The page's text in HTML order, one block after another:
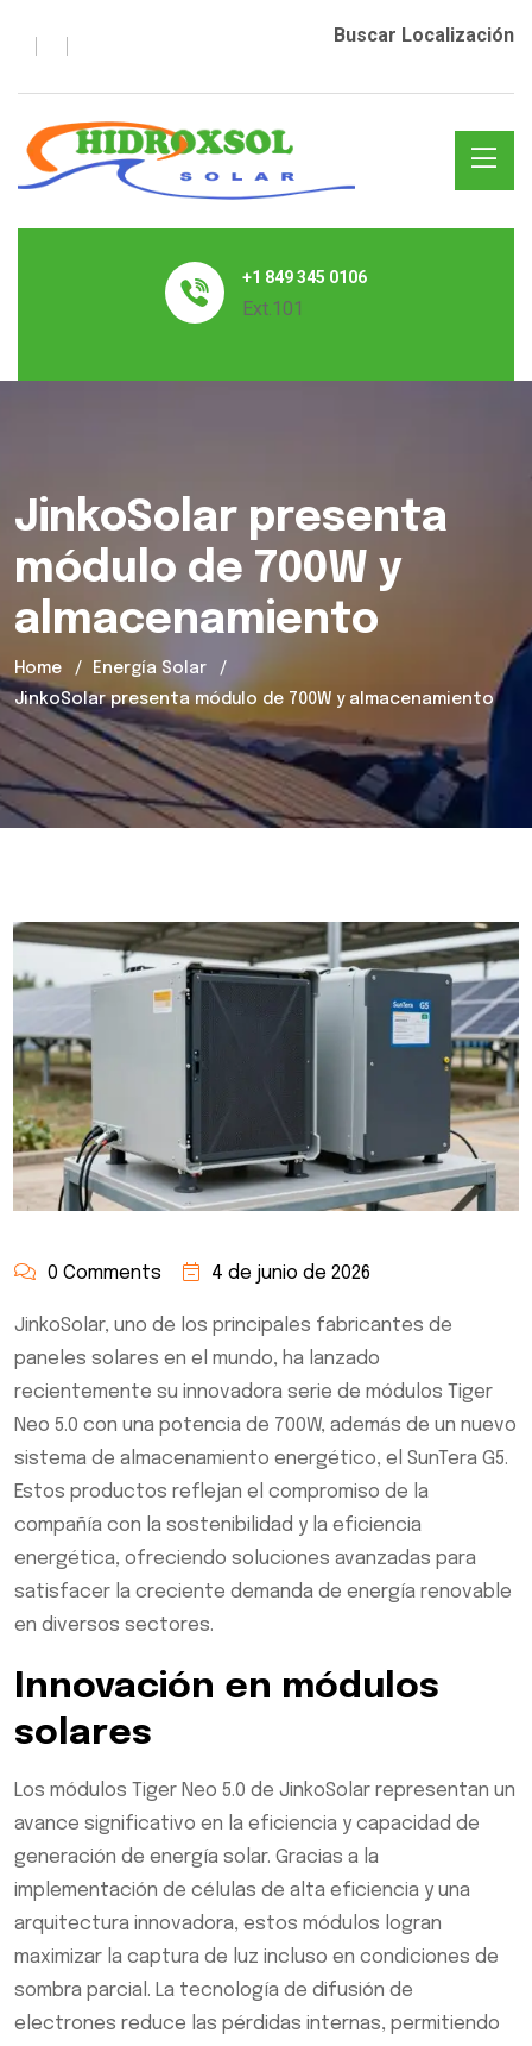
Buscar Localización
+1 849 345 0106
Ext.101
JinkoSolar presenta
módulo de 700W y
almacenamiento
Home
Energía Solar
JinkoSolar presenta módulo de 700W y almacenamiento
0 Comments 4 de junio de 2026
JinkoSolar, uno de los principales fabricantes de
paneles solares en el mundo, ha lanzado
recientemente su innovadora serie de módulos Tiger
Neo 5.0 con una potencia de 700W, además de un nuevo
sistema de almacenamiento energético, el SunTera G5.
Estos productos reflejan el compromiso de la
compañía con la sostenibilidad y la eficiencia
energética, ofreciendo soluciones avanzadas para
satisfacer la creciente demanda de energía renovable
en diversos sectores.
Innovación en módulos
solares
Los módulos Tiger Neo 5.0 de JinkoSolar representan un
avance significativo en la eficiencia y capacidad de
generación de energía solar. Gracias a la
implementación de células de alta eficiencia y una
arquitectura innovadora, estos módulos logran
maximizar la captura de luz incluso en condiciones de
sombra parcial. La tecnología de difusión de
electrones reduce las pérdidas internas, permitiendo